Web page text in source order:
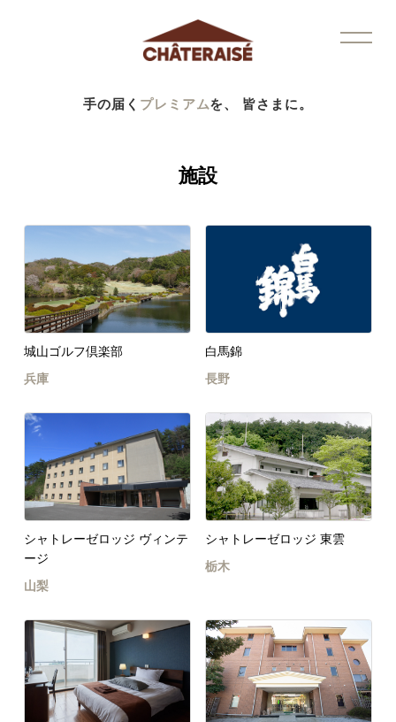
手の届く プレミアムを、 皆さまに。
施設
城山ゴルフ倶楽部
兵庫
白馬錦
長野
シャトレーゼロッジ ヴィンテ
ージ
山梨
シャトレーゼロッジ 東雲
栃木